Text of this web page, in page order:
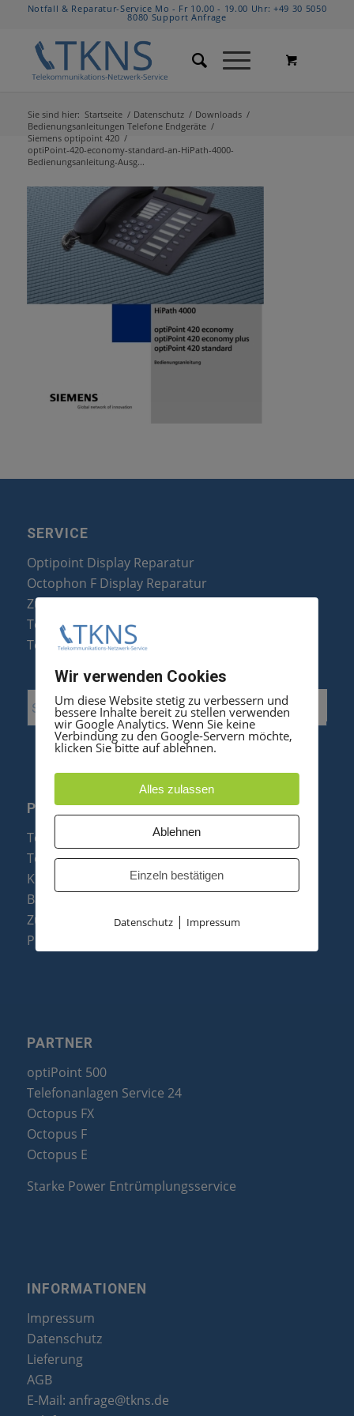
Notfall & Reparatur-Service Mo - Fr 10.00 - 19.00 Uhr:+49 30 5050
8080 Support Anfrage
Sie sind hier: Startseite / Datenschutz / Downloads /
Bedienungsanleitungen Telefone Endgeräte /
Siemens optipoint 420 /
optiPoint-420-economy-standard-an-HiPath-4000-
Bedienungsanleitung-Ausg...
SERVICE
Optipoint Display Reparatur
Octophon F Display Reparatur
Zubehör & Ersatzteile
Telefonanlagen Optimierung
Telefonanlagen Erweiterung
PRODUKTE
Telefonanlagen
Telefone
Konftel Konferenztelefone
Baugruppen
Zubehör & Ersatzteile
Produktzusammenfassung
PARTNER
optiPoint 500
Telefonanlagen Service 24
Octopus FX
Octopus F
Octopus E
Starke Power Entrümplungsservice
INFORMATIONEN
Impressum
Datenschutz
Lieferung
AGB
E-Mail: anfrage@tkns.de
Wir verwenden Cookies
Um diese Website stetig zu verbessern und
bessere Inhalte bereit zu stellen verwenden
wir Google Analytics. Wenn Sie keine
Verbindung zu den Google-Servern möchte,
klicken Sie bitte auf ablehnen.
Alles zulassen
Ablehnen
Einzeln bestätigen
Datenschutz| Impressum